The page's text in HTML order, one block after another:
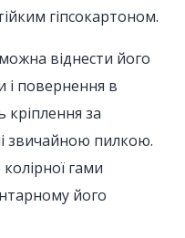
гіпсокартоном.
віднести його
і повернення в
кріплення за
звичайною пилкою.
гами
його